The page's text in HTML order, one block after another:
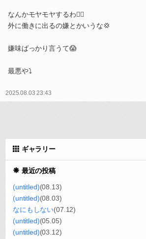
なんかモヤモヤするわ😶‍🌫️
外に働きに出るの嫌とかいうな💢
嫌味ばっかり言うて😱
最悪や⤵️
2025.08.03 23:43
ギャラリー
最近の投稿
(untitled)(08.13)
(untitled)(08.03)
なにもしない(07.12)
(untitled)(05.05)
(untitled)(03.12)